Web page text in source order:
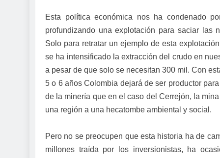
Esta política económica nos ha condenado
profundizando una explotación para saciar las
Solo para retratar un ejemplo de esta
se ha intensificado la extracción del crudo en
a pesar de que solo se necesitan 300 mil. Con
5 o 6 años Colombia dejará de ser productor
de la minería que en el caso del Cerrejón, la
una región a una hecatombe ambiental y social.
Pero no se preocupen que esta historia ha de
millones traída por los inversionistas, ha